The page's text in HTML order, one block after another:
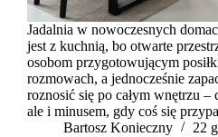
Jadalnia w nowoczesnych
jest z kuchnią, bo otwarte
osobom przygotowującym
rozmowach, a jednocześnie
roznosić się po całym wnętrzu –
ale i minusem, gdy coś się
Bartosz Konieczny
22